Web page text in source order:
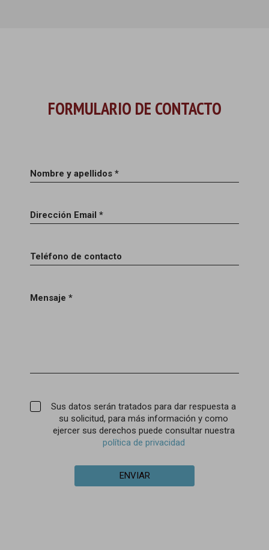
FORMULARIO DE CONTACTO
Nombre y apellidos *
Dirección Email *
Teléfono de contacto
Mensaje *
Sus datos serán tratados para dar respuesta a
su solicitud, para más información y como
ejercer sus derechos puede consultar nuestra
política de privacidad
ENVIAR